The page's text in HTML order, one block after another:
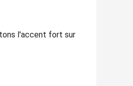
l'accent fort sur